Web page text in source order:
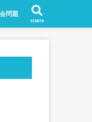
問題
SEARCH